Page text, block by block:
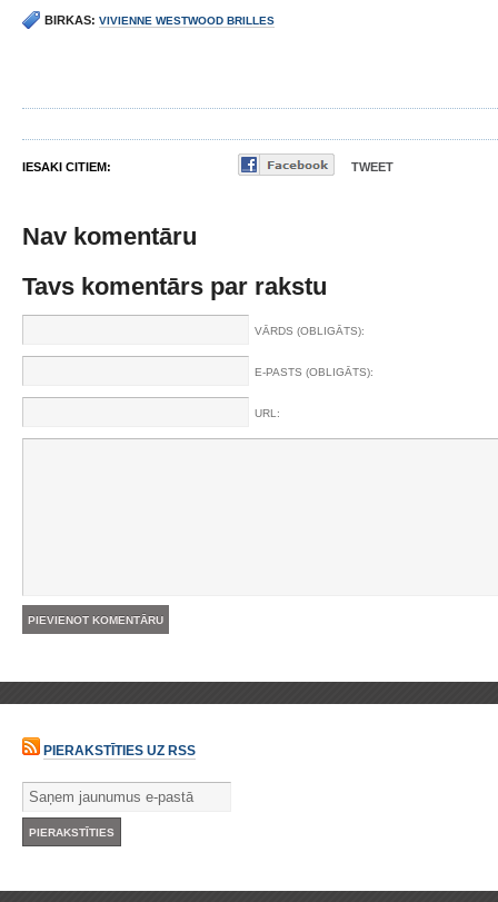
BIRKAS: VIVIENNE WESTWOOD BRILLES
IESAKI CITIEM: TWEET
Nav komentāru
Tavs komentārs par rakstu
VĀRDS (OBLIGĀTS):
E-PASTS (OBLIGĀTS):
URL:
PIERAKSTĪTIES UZ RSS